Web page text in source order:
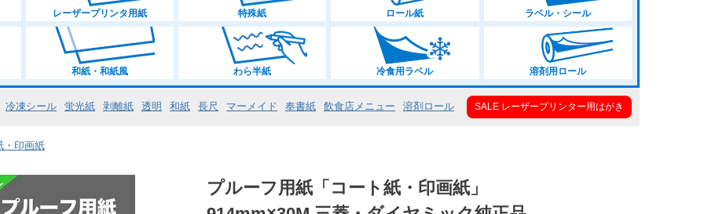
レーザープリンタ用紙 特殊紙 ロール紙 ラベル・シール
和紙・和紙風 わら半紙 冷食用ラベル 溶剤用ロール
冷凍シール 蛍光紙 剥離紙 透明 和紙 長尺 マーメイド 奉書紙 飲食店メニュー 溶剤ロール SALE レーザープリンター用はがき
・印画紙
プルーフ用紙「コート紙・印画紙」